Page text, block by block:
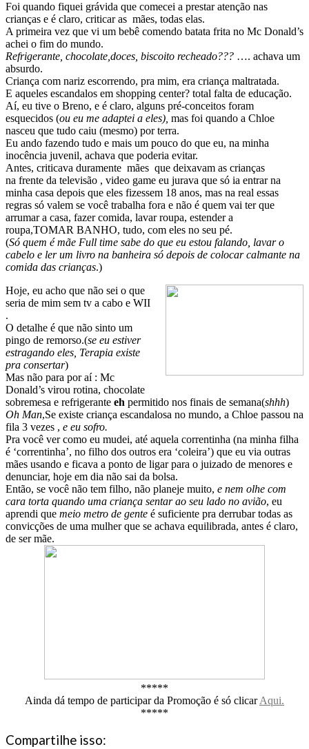
Foi quando fiquei grávida que comecei a prestar atenção nas
crianças e é claro, criticar as mães, todas elas.
A primeira vez que vi um bebê comendo batata frita no Mc Donald’s
achei o fim do mundo.
Refrigerante, chocolate,doces, biscoito recheado??? …. achava um
absurdo.
Criança com nariz escorrendo, pra mim, era criança maltratada.
E aqueles escandalos em shopping center? total falta de educação.
Aí, eu tive o Breno, e é claro, alguns pré-conceitos foram
esquecidos (ou eu me adaptei a eles), mas foi quando a Chloe
nasceu que tudo caiu (mesmo) por terra.
Eu ando fazendo tudo e mais um pouco do que eu, na minha
inocência juvenil, achava que poderia evitar.
Antes, criticava duramente mães que deixavam as crianças
na frente da televisão , video game eu jurava que só ia entrar na
minha casa depois que eles fizessem 18 anos, mas na real essas
regras só valem se você trabalha fora e não é quem vai ter que
arrumar a casa, fazer comida, lavar roupa, estender a
roupa,TOMAR BANHO, tudo, com eles no seu pé.
(Só quem é mãe Full time sabe do que eu estou falando, lavar o
cabelo e ler um livro na banheira só depois de colocar calmante na
comida das crianças.)
Hoje, eu acho que não sei o que
seria de mim sem tv a cabo e WII
.
O detalhe é que não sinto um
pingo de remorso.(se eu estiver
estragando eles, Terapia existe
pra consertar)
Mas não para por aí : Mc
Donald’s virou rotina, chocolate
sobremesa e refrigerante eh permitido nos finais de semana(shhh)
Oh Man,Se existe criança escandalosa no mundo, a Chloe passou na
fila 3 vezes , e eu sofro.
Pra você ver como eu mudei, até aquela correntinha (na minha filha
é ‘correntinha’, no filho dos outros era ‘coleira’) que eu via outras
mães usando e ficava a ponto de ligar para o juizado de menores e
denunciar, hoje em dia não sai da bolsa.
Então, se você não tem filho, não planeje muito, e nem olhe com
cara torta quando uma criança sentar ao seu lado no avião, eu
aprendi que meio metro de gente é suficiente pra derrubar todas as
convicções de uma mulher que se achava equilibrada, antes é claro,
de ser mãe.
*****
Ainda dá tempo de participar da Promoção é só clicarAqui.
*****
Compartilhe isso: